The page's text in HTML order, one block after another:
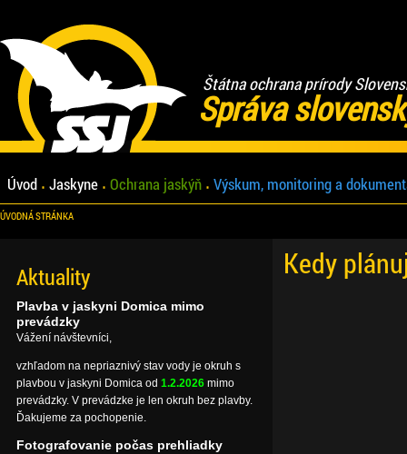
Štátna ochrana prírody
Správa
Úvod Jaskyne Ochrana jaskýň Výskum, monitoring a
ÚVODNÁ STRÁNKA
Kedy
Aktuality
Plavba v jaskyni Domica mimo
prevádzky
Vážení návštevníci,
vzhľadom na nepriaznivý stav vody je okruh s
plavbou v jaskyni Domica od 1.2.2026 mimo
prevádzky. V prevádzke je len okruh bez plavby.
Ďakujeme za pochopenie.
Fotografovanie počas prehliadky